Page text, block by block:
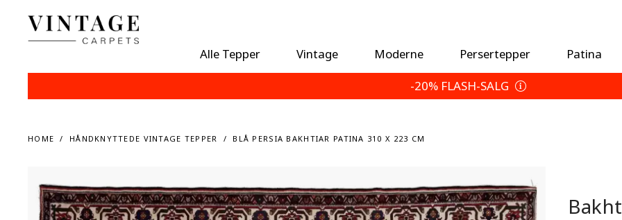
Alle Tepper Vintage Moderne Persertepper Patina
-20% FLASH-SALG
HOME HÅNDKNYTTEDE VINTAGE TEPPER BLÅ PERSIA BAKHTIAR PATINA 310 X 223 CM